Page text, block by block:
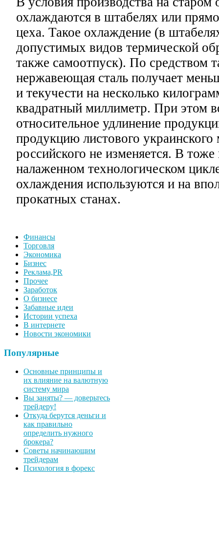
охлаждаются в штабелях или
цеха. Такое охлаждение (в
допустимых видов термической
также самоотпуск). По средством
нержавеющая сталь получает
и текучести на несколько
квадратный миллиметр. При этом
относительное удлинение
продукцию листового украинского
российского не изменяется. В
налаженном технологическом
охлаждения используются и на
прокатных станах.
Финансы
Торговля
Экономика
Бизнес
Реклама,PR
Прочее
Заработок
О бизнесе
Забавные идеи
Истории успеха
В интернете
Новости экономики
Популярные
Основные принципы и
их влияние на валютную
систему мира
Вы заняты? — доверьтесь
трейдеру!
Откуда берутся деньги и
как правильно
определить нужного
брокера?
Советы начинающим
трейдерам
Психология в форекс